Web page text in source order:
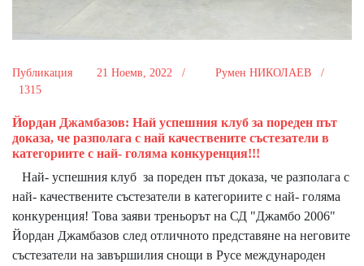
Публикация 21 Ноемв, 2022 /
Румен НИКОЛАЕВ /
1315
Йордан Джамбазов: Най успешния клуб за пореден път
доказа, че разполага с най качествените състезатели в
категориите с най- голяма конкуренция!!!
Най- успешния клуб за пореден път доказа, че разполага с
най- качествените състезатели в категориите с най- голяма
конкуренция! Това заяви треньорът на СД "Джамбо 2006"
Йордан Джамбазов след отличното представяне на неговите
състезатели на завършилия снощи в Русе международен